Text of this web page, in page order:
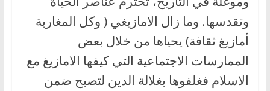
وتقدسها. وما زال الامازيغي ( وكل المغاربة
أمازيغ ثقافة) يحياها من خلال بعض
الممارسات الاجتماعية التي كيفها الامازيغ مع
الاسلام فغلفوها بغلالة الدين لتصبح ضمن